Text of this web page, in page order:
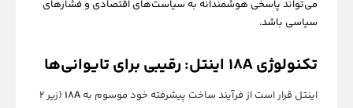
می‌تواند پاسخی هوشمندانه به سیاست‌های اقتصادی و فشارهای
سیاسی باشد.
تکنولوژی ۱۸A اینتل: رقیبی برای تایوانی‌ها
اینتل قرار است از فرآیند ساخت پیشرفته خود موسوم به 18A
(زیر ۲